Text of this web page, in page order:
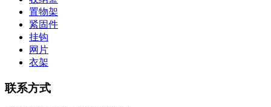
置物架
紧固件
挂钩
网片
衣架
联系方式